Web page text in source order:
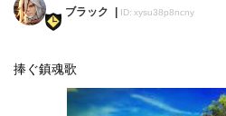
ブラック ID: xysu38p8ncny
捧ぐ鎮魂歌